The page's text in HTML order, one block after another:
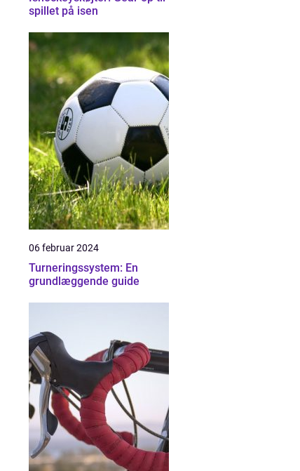
spillet på isen
06 februar 2024
Turneringssystem: En
grundlæggende guide